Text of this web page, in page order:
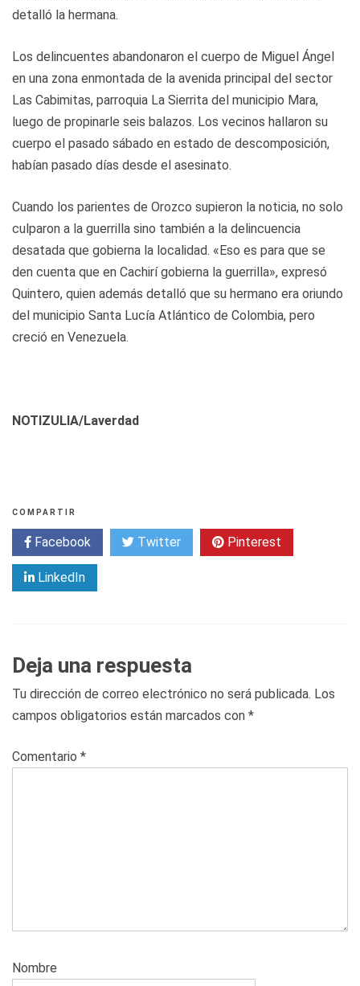
detalló la hermana.
Los delincuentes abandonaron el cuerpo de Miguel Ángel
en una zona enmontada de la avenida principal del sector
Las Cabimitas, parroquia La Sierrita del municipio Mara,
luego de propinarle seis balazos. Los vecinos hallaron su
cuerpo el pasado sábado en estado de descomposición,
habían pasado días desde el asesinato.
Cuando los parientes de Orozco supieron la noticia, no solo
culparon a la guerrilla sino también a la delincuencia
desatada que gobierna la localidad. «Eso es para que se
den cuenta que en Cachirí gobierna la guerrilla», expresó
Quintero, quien además detalló que su hermano era oriundo
del municipio Santa Lucía Atlántico de Colombia, pero
creció en Venezuela.
NOTIZULIA/Laverdad
COMPARTIR
Facebook Twitter Pinterest
LinkedIn
Deja una respuesta
Tu dirección de correo electrónico no será publicada. Los
campos obligatorios están marcados con *
Comentario *
Nombre